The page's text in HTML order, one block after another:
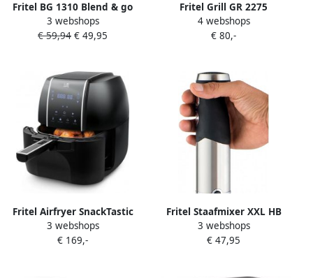
Fritel BG 1310 Blend & go
blender 380W
3 webshops
€ 59,94 € 49,95
Fritel Grill GR 2275
Paninigrill Tosti-ijzer & BBQ
in 1 Elektrische Grill 29x26
4 webshops
€ 80,-
Fritel Airfryer SnackTastic
6902 XXL Heteluchtfriteuse
5 liter 2300W 8
3 webshops
€ 169,-
Fritel Staafmixer XXL HB
2870 Handblender
Keukenmixer 25cm 800W 6
3 webshops
€ 47,95